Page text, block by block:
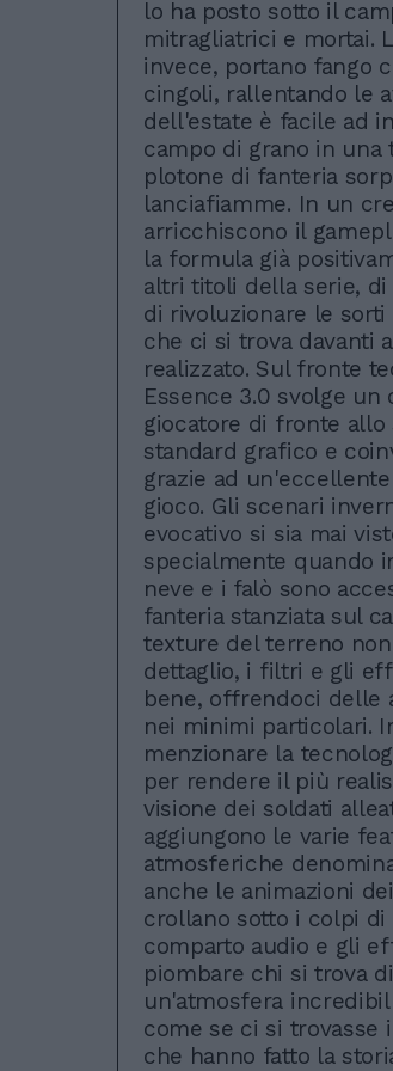
lo ha posto sotto il
mitragliatrici e mortai.
invece, portano fango
cingoli, rallentando le
dell'estate è facile ad
campo di grano in
plotone di fanteria
lanciafiamme. In un
arricchiscono il
la formula già
altri titoli della serie,
di rivoluzionare le
che ci si trova davanti
realizzato. Sul fronte
Essence 3.0 svolge
giocatore di fronte
standard grafico e
grazie ad
gioco. Gli scenari
evocativo si sia mai
specialmente quando
neve e i falò sono
fanteria stanziata sul
texture del terreno
dettaglio, i filtri e gli
bene, offrendoci delle
nei minimi particolari.
menzionare la
per rendere il più
visione dei soldati
aggiungono le varie
atmosferiche
anche le animazioni
crollano sotto i colpi di
comparto audio e gli
piombare chi si trova
un'atmosfera
come se ci si
che hanno fatto la